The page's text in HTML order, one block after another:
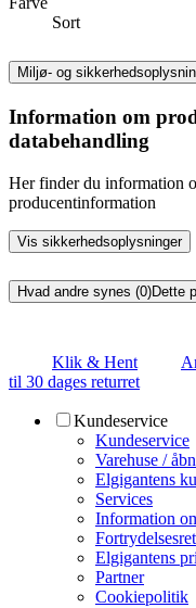
Sort
Miljø- og
Information om
databehandling
Her finder du information
producentinformation
Vis sikkerhedsoplysninger
Hvad andre synes (0)Dette
Klik & Hent
til 30 dages returret
Kundeservice
Kundeservice
Varehuse /
Elgigantens
Services
Information
Fortrydelsesret
Elgigantens
Partner
Cookiepolitik